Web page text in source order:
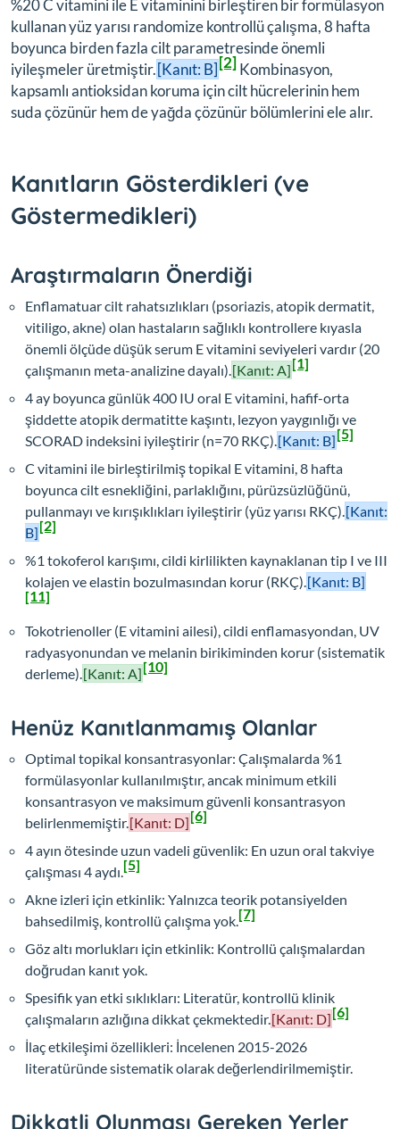
%20 C vitamini ile E vitaminini birleştiren bir formülasyon
kullanan yüz yarısı randomize kontrollü çalışma, 8 hafta
boyunca birden fazla cilt parametresinde önemli
iyileşmeler üretmiştir.[Kanıt: B][2]Kombinasyon,
kapsamlı antioksidan koruma için cilt hücrelerinin hem
suda çözünür hem de yağda çözünür bölümlerini ele alır.
Kanıtların Gösterdikleri (ve
Göstermedikleri)
Araştırmaların Önerdiği
Enflamatuar cilt rahatsızlıkları (psoriazis, atopik dermatit,
vitiligo, akne) olan hastaların sağlıklı kontrollere kıyasla
önemli ölçüde düşük serum E vitamini seviyeleri vardır (20
çalışmanın meta-analizine dayalı).[Kanıt: A][1]
4 ay boyunca günlük 400 IU oral E vitamini, hafif-orta
şiddette atopik dermatitte kaşıntı, lezyon yaygınlığı ve
SCORAD indeksini iyileştirir (n=70 RKÇ).[Kanıt: B][5]
C vitamini ile birleştirilmiş topikal E vitamini, 8 hafta
boyunca cilt esnekliğini, parlaklığını, pürüzsüzlüğünü,
pullanmayı ve kırışıklıkları iyileştirir (yüz yarısı RKÇ).[Kanıt:
B][2]
%1 tokoferol karışımı, cildi kirlilikten kaynaklanan tip I ve III
kolajen ve elastin bozulmasından korur (RKÇ).[Kanıt: B]
[11]
Tokotrienoller (E vitamini ailesi), cildi enflamasyondan, UV
radyasyonundan ve melanin birikiminden korur (sistematik
derleme).[Kanıt: A][10]
Henüz Kanıtlanmamış Olanlar
Optimal topikal konsantrasyonlar: Çalışmalarda %1
formülasyonlar kullanılmıştır, ancak minimum etkili
konsantrasyon ve maksimum güvenli konsantrasyon
belirlenmemiştir.[Kanıt: D][6]
4 ayın ötesinde uzun vadeli güvenlik: En uzun oral takviye
çalışması 4 aydı.[5]
Akne izleri için etkinlik: Yalnızca teorik potansiyelden
bahsedilmiş, kontrollü çalışma yok.[7]
Göz altı morlukları için etkinlik: Kontrollü çalışmalardan
doğrudan kanıt yok.
Spesifik yan etki sıklıkları: Literatür, kontrollü klinik
çalışmaların azlığına dikkat çekmektedir.[Kanıt: D][6]
İlaç etkileşimi özellikleri: İncelenen 2015-2026
literatüründe sistematik olarak değerlendirilmemiştir.
Dikkatli Olunması Gereken Yerler